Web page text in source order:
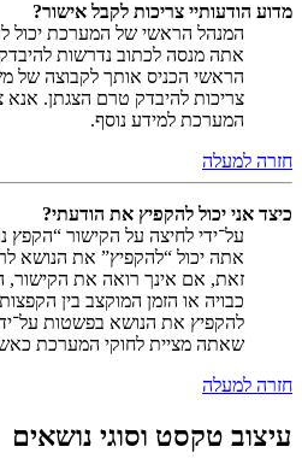
מדוע הודעותיי צריכות לקבל אישור?
המנהל הראשי של המערכת יכול
אתה מנסה לכתוב נדרשות
הראשי הכניס אותך לקבוצה
צריכות להיבדק טרם הצגתן.
המערכת למידע נוסף.
חזרה למעלה
כיצד אני יכול להקפיץ את הודעתי?
על־ידי לחיצה על הקישור
אתה יכול “להקפיץ” את הנושא
זאת, אם אינך רואה את הקישור,
כבויה או הזמן המוקצב בין
להקפיץ את הנושא בפשטות
שאתה מציית לחוקי המערכת
חזרה למעלה
עיצוב טקסט וסוגי נושאים